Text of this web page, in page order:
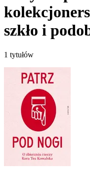
szkło i
1 tytułów